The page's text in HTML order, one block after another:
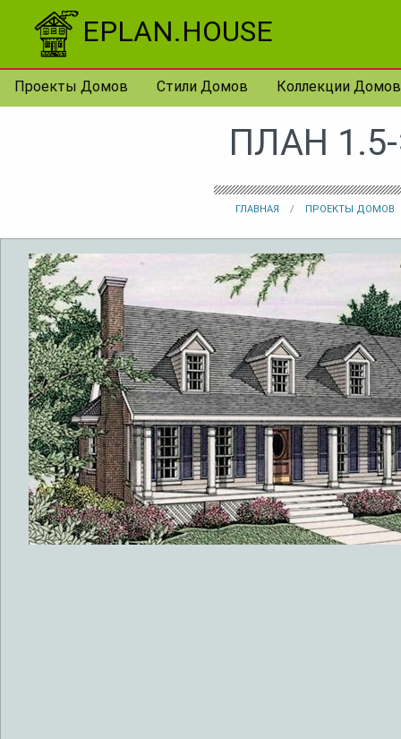
Перейти к контенту
EPLAN.HOUSE
Проекты Домов Стили Домов Коллекции Домов
ПЛАН
ГЛАВНАЯ ПРОЕКТЫ ДОМОВ